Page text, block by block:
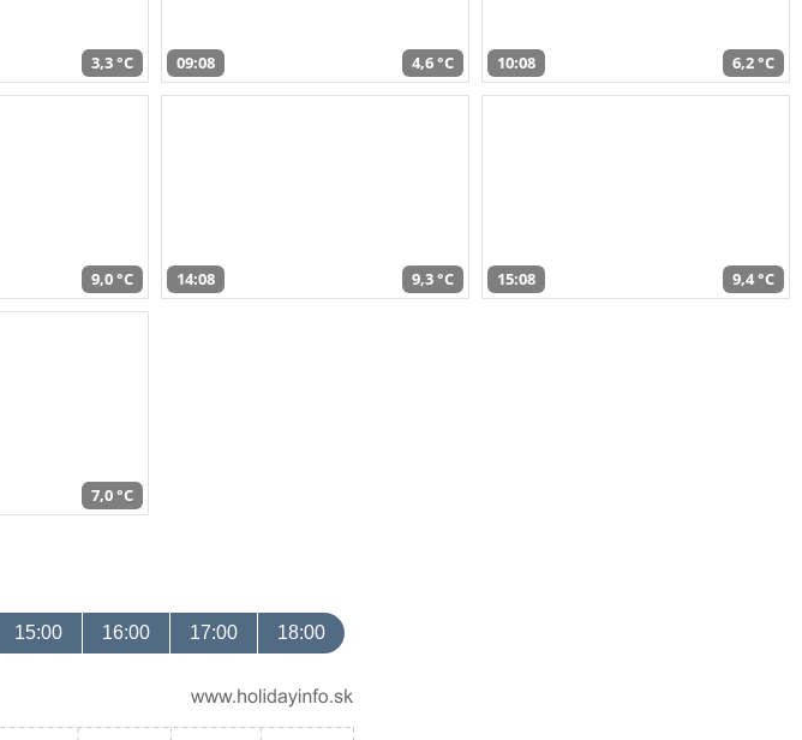
3,3 °C 09:08 4,6 °C 10:08 6,2 °C
9,0 °C 14:08 9,3 °C 15:08 9,4 °C
7,0 °C
15:00 16:00 17:00 18:00